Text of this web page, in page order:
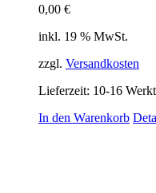
0,00 €
inkl. 19 % MwSt.
zzgl. Versandkosten
Lieferzeit: 10-16
In den Warenkorb